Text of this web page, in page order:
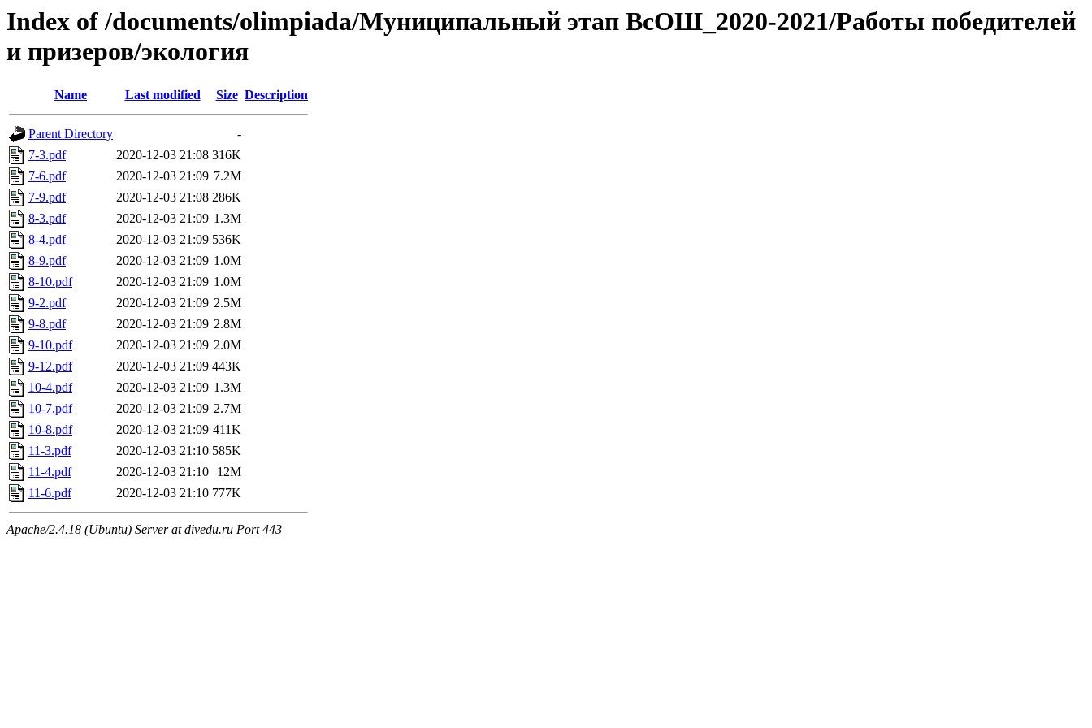
Index of /documents/olimpiada/Муниципальный этап ВсОШ_2020-2021/Работы победителей
и призеров/экология
Name Last modified Size Description
Parent Directory
-
7-3.pdf
2020-12-03 21:08 316K
7-6.pdf
2020-12-03 21:09 7.2M
7-9.pdf
2020-12-03 21:08 286K
8-3.pdf
2020-12-03 21:09 1.3M
8-4.pdf
2020-12-03 21:09 536K
8-9.pdf
2020-12-03 21:09 1.0M
8-10.pdf
2020-12-03 21:09 1.0M
9-2.pdf
2020-12-03 21:09 2.5M
9-8.pdf
2020-12-03 21:09 2.8M
9-10.pdf
2020-12-03 21:09 2.0M
9-12.pdf
2020-12-03 21:09 443K
10-4.pdf
2020-12-03 21:09 1.3M
10-7.pdf
2020-12-03 21:09 2.7M
10-8.pdf
2020-12-03 21:09 411K
11-3.pdf
2020-12-03 21:10 585K
11-4.pdf
2020-12-03 21:10
12M
11-6.pdf
2020-12-03 21:10 777K
Apache/2.4.18 (Ubuntu) Server at divedu.ru Port 443